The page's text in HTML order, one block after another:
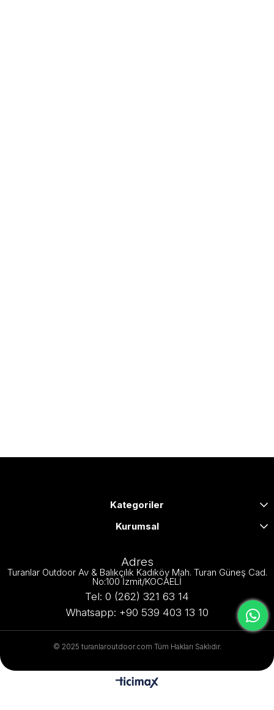
Kategoriler
Kurumsal
Adres
Turanlar Outdoor Av & Balıkçılık Kadıköy Mah. Turan Güneş Cad.
No:100 İzmit/KOCAELİ
Tel: 0 (262) 321 63 14
Whatsapp: +90 539 403 13 10
© 2025 turanlaroutdoor.com Tüm Hakları Saklıdır.